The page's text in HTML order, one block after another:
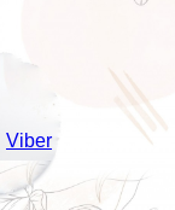
Viber